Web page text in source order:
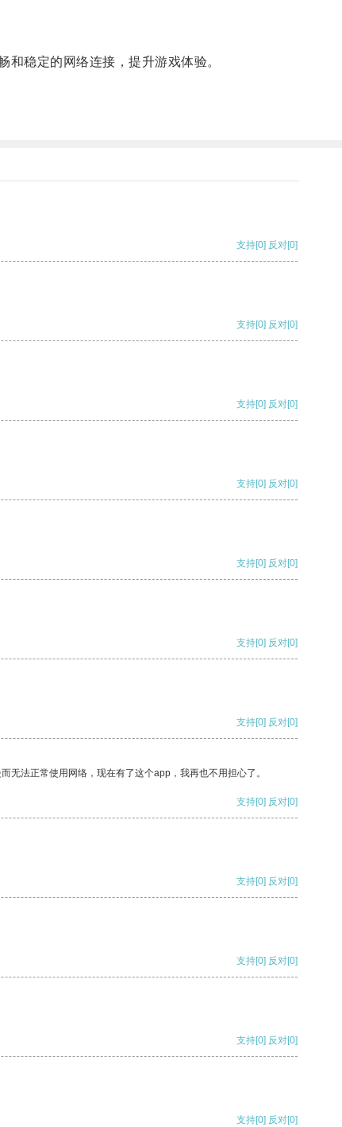
稳定的网络连接，提升游戏体验。
支持[0] 反对[0]
支持[0] 反对[0]
支持[0] 反对[0]
支持[0] 反对[0]
支持[0] 反对[0]
支持[0] 反对[0]
支持[0] 反对[0]
法正常使用网络，现在有了这个app，我再也不用担心了。
支持[0] 反对[0]
支持[0] 反对[0]
支持[0] 反对[0]
支持[0] 反对[0]
支持[0] 反对[0]